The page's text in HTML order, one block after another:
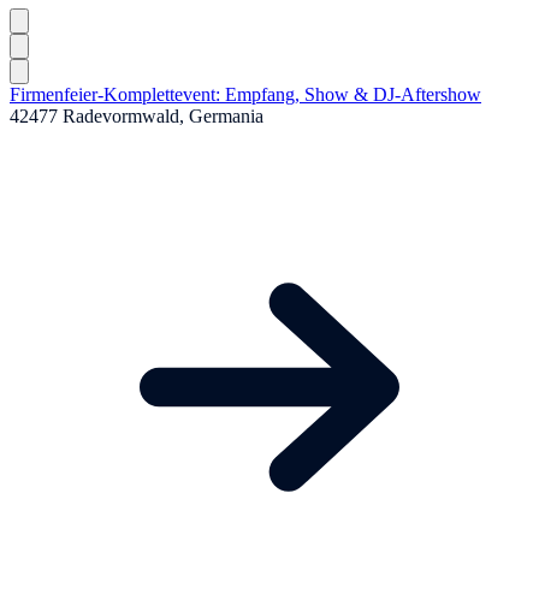
Firmenfeier-Komplettevent: Empfang, Show & DJ-Aftershow
42477 Radevormwald, Germania